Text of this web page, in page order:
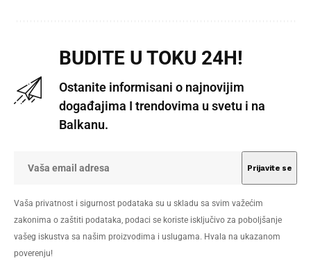
BUDITE U TOKU 24H!
Ostanite informisani o najnovijim
događajima I trendovima u svetu i na
Balkanu.
Vaša privatnost i sigurnost podataka su u skladu sa svim važećim
zakonima o zaštiti podataka, podaci se koriste isključivo za poboljšanje
vašeg iskustva sa našim proizvodima i uslugama. Hvala na ukazanom
poverenju!